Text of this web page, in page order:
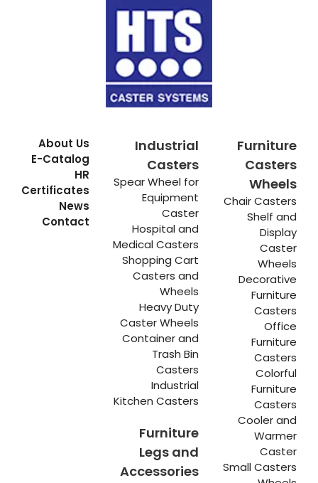
Furniture
Casters
Wheels
Chair Casters
Shelf and
Display
Caster
Wheels
Decorative
Furniture
Casters
Office
Furniture
Casters
Colorful
Furniture
Casters
Cooler and
Warmer
Caster
Small Casters
Industrial
Casters
Spear Wheel for
Equipment
Caster
Hospital and
Medical Casters
Shopping Cart
Casters and
Wheels
Heavy Duty
Caster Wheels
Container and
Trash Bin
Casters
Industrial
Kitchen Casters
Furniture
Legs and
Accessories
About Us
E-Catalog
HR
Certificates
News
Contact